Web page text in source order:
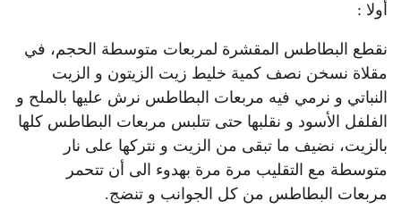
أولا :
نقطع البطاطس المقشرة لمربعات متوسطة الحجم، في
مقلاة نسخن نصف كمية خليط زيت الزيتون و الزيت
النباتي و نرمي فيه مربعات البطاطس نرش عليها بالملح و
الفلفل الأسود و نقلبها حتى تتلبس مربعات البطاطس كلها
بالزيت، نضيف ما تبقى من الزيت و نتركها على نار
متوسطة مع التقليب مرة مرة بهدوء الى أن تتحمر
مربعات البطاطس من كل الجوانب و تنضج.